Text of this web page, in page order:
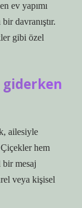
ev yapımı
davranıştır.
gibi özel
giderken
ailesiyle
hem
mesaj
veya kişisel